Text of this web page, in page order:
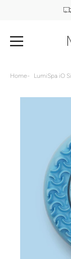
Home-
LumiSpa iO